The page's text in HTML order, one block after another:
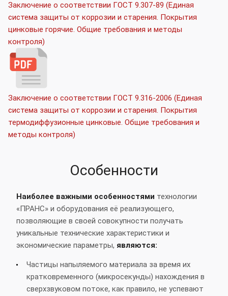
Заключение о соответствии ГОСТ 9.307-89 (Единая
система защиты от коррозии и старения. Покрытия
цинковые горячие. Общие требования и методы
контроля)
Заключение о соответствии ГОСТ 9.316-2006 (Единая
система защиты от коррозии и старения. Покрытия
термодиффузионные цинковые. Общие требования и
методы контроля)
Особенности
Наиболее важными особенностями технологии
«ПРАНС» и оборудования её реализующего,
позволяющие в своей совокупности получать
уникальные технические характеристики и
экономические параметры, являются:
Частицы напыляемого материала за время их
кратковременного (микросекунды) нахождения в
сверхзвуковом потоке, как правило, не успевают